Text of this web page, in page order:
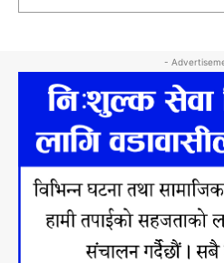
-